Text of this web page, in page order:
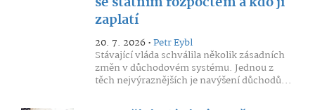
zaplatí
20. 7. 2026 •Petr Eybl
Stávající vláda schválila několik zásadních
změn v důchodovém systému. Jednou z
těch nejvýraznějších je navýšení důchodů...